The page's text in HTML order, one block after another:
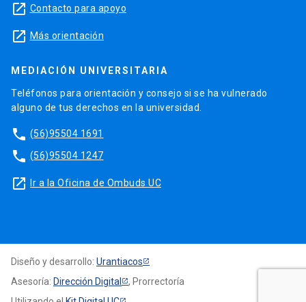
launch Contacto para apoyo
launch Más orientación
MEDIACIÓN UNIVERSITARIA
Teléfonos para orientación y consejo si se ha vulnerado
alguno de tus derechos en la universidad.
phone (56)95504 1691
phone (56)95504 1247
launch Ir a la Oficina de Ombuds UC
Diseño y desarrollo: Urantiacos
Asesoría: Dirección Digital
, Prorrectoría